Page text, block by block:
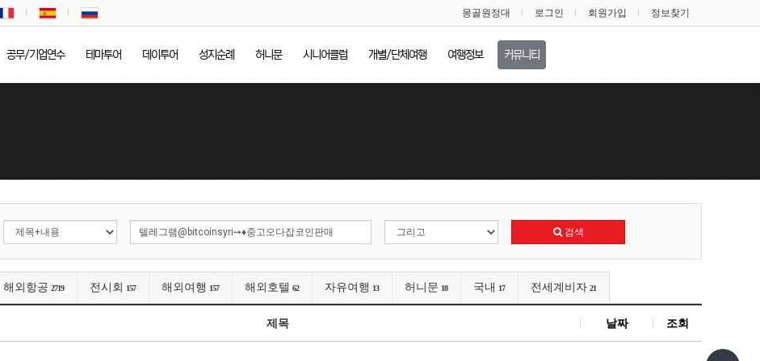
몽골원정대 로그인 회원가입 정보찾기
공무/기업연수 테마투어 데이투어 성지순례 허니문 시니어클럽 개별/단체여행 여행정보 커뮤니티
검색
해외항공 2719 전시회 157 해외여행 157 해외호텔 62 자유여행 13 허니문 18 국내 17 전세계비자 21
제목 날짜 조회